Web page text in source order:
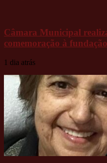
Câmara Municipal
comemoração à
1 dia atrás